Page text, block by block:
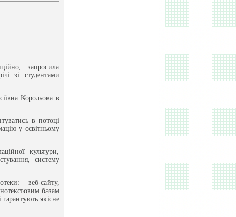
запросила
зі студентами
Корольова в
в потоці
у освітньому
культури,
систему
веб-сайту,
базам
якісне